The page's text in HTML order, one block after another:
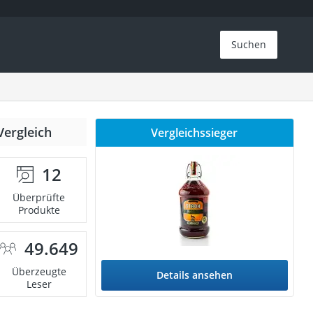
Suchen
12
Überprüfte
Produkte
49.649
Überzeugte
Leser
Vergleichssieger
Details ansehen